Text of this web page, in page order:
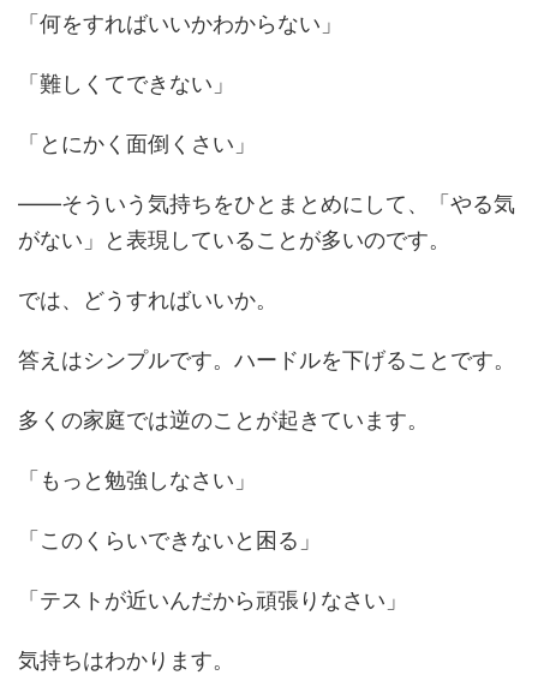
「何をすればいいかわからない」
「難しくてできない」
「とにかく面倒くさい」
——そういう気持ちをひとまとめにして、「やる気
がない」と表現していることが多いのです。
では、どうすればいいか。
答えはシンプルです。ハードルを下げることです。
多くの家庭では逆のことが起きています。
「もっと勉強しなさい」
「このくらいできないと困る」
「テストが近いんだから頑張りなさい」
気持ちはわかります。